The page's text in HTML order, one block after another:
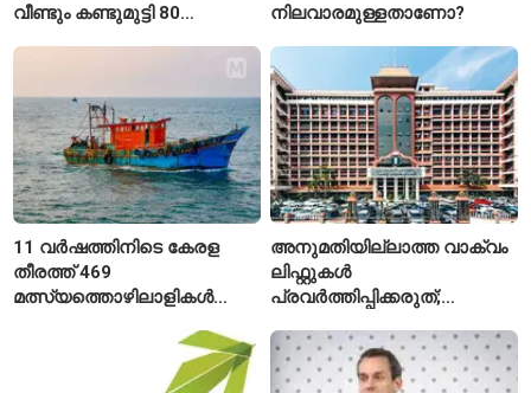
വീണ്ടും കണ്ടുമുട്ടി 80
നിലവാരമുള്ളതാണോ?
11 വർഷത്തിനിടെ കേരള
തീരത്ത് 469
മത്സ്യത്തൊഴിലാളികൾ
കാണാതായി, 47,773 പേരെ
അനുമതിയില്ലാത്ത വാക്വം
ലിഫ്റ്റുകൾ
പ്രവർത്തിപ്പിക്കരുത്;
അനുമതിയില്ലാത്ത
ലിഫ്റ്റുകൾക്ക്